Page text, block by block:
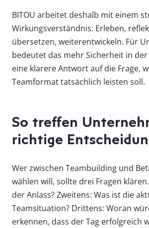
BITOU arbeitet deshalb mit einem
Wirkungsverständnis: Erleben,
übersetzen, weiterentwickeln. Für
bedeutet das mehr Sicherheit in
eine klarere Antwort auf die Frage,
Teamformat tatsächlich leisten soll.
So treffen
richtige
Wer zwischen Teambuilding und
wählen will, sollte drei Fragen
der Anlass? Zweitens: Was ist die
Teamsituation? Drittens: Woran
erkennen, dass der Tag erfolgreich